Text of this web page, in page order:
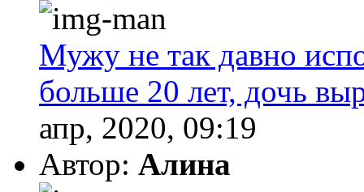
Мужу не так давно
больше 20 лет, дочь
апр, 2020, 09:19
Автор: Алина